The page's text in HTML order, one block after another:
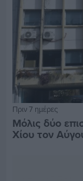
Πριν 7 ημέρες
Μόλις δύο
Χίου τον